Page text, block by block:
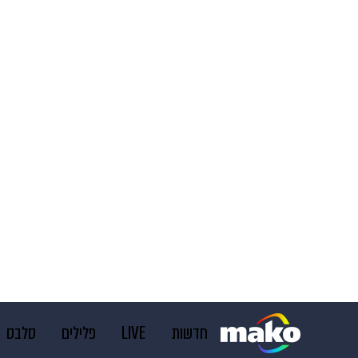
חדשות LIVE פלילים סלבס